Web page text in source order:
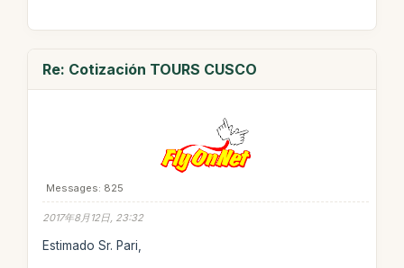
Re: Cotización TOURS CUSCO
Messages: 825
2017年8月12日, 23:32
Estimado Sr. Pari,